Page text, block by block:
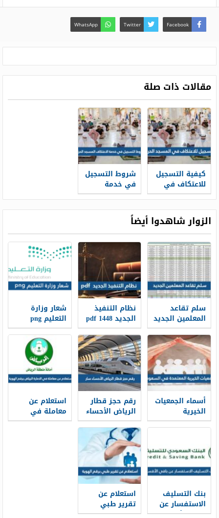
Facebook
Twitter
WhatsApp
مقالات ذات صلة
كيفية التسجيل
للاعتكاف في
المسجد الحرام
شروط التسجيل
في خدمة
الاعتكاف
1443الزوار شاهدوا أيضاً
سلم تقاعد
المعلمين الجديد
1448
نظام التنفيذ
الجديد 1448 pdf
شعار وزارة
التعليم png
الجديد 1448
أسماء الجمعيات
الخيرية
المعتمدة في
السعودية
رقم حجز قطار
الرياض الأحساء
سار محطة
القطار الموحد
1448
استعلام عن
معاملة في
الامارة الرياض
بنك التسليف
الاستفسار عن
باقي الأقساط
استعلام عن
تقرير طبي
برقم الهوية